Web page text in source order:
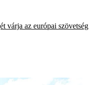
az európai szövetség